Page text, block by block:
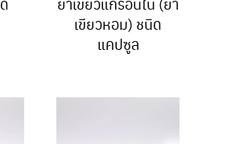
เขียวหอม) ชนิด
แคปซูล